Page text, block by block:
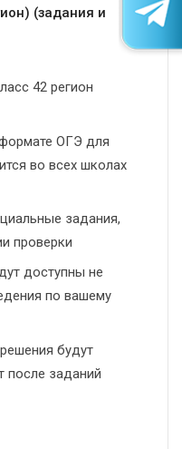
(задания и
42 регион
ОГЭ для
во всех школах
задания,
проверки
доступны не
по вашему
будут
после заданий